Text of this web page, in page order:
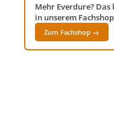
Mehr Everdure?
in unserem
Zum Fachshop →